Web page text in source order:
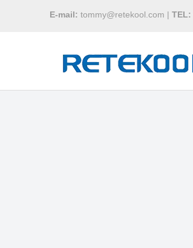
E-mail: tommy@retekool.com | TEL: